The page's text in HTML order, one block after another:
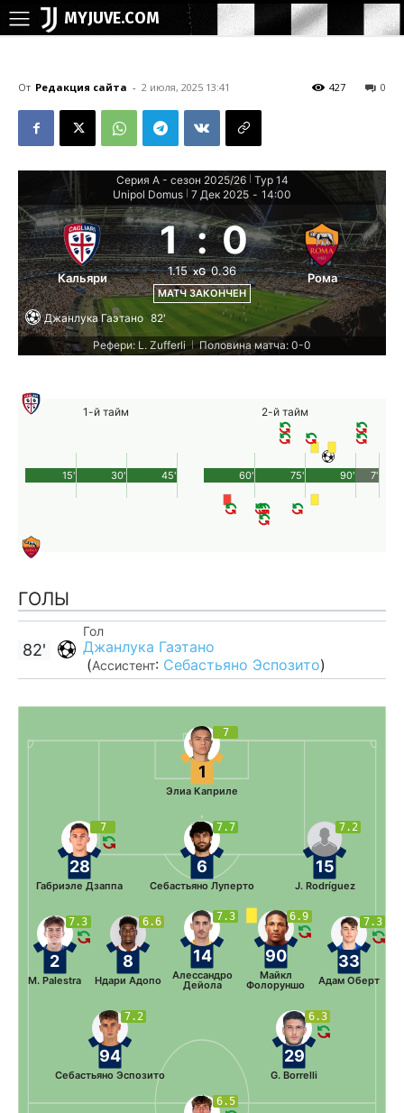
MYJUVE.COM
От Редакция сайта - 2 июля, 2025 13:41 0
427
Серия А - сезон 2025/26
Тур 14
Unipol Domus 7 Дек 2025 - 14:00
Кальяри
1 : 0
1.15 xG 0.36
МАТЧ ЗАКОНЧЕН
Рома
Джанлука Гаэтано 82'
Рефери: L. Zufferli | Половина матча: 0-0
1-й тайм
45'
15' 30'
2-й тайм
90'
60' 75' 7'
ГОЛЫ
Гол
Джанлука Гаэтано
(Ассистент: Себастьяно Эспозито)
82'
7
1
Элиа Каприле
7.2
15
J. Rodríguez
7.7
6
Себастьяно Луперто
7
28
Габриэле Дзаппа
7.3
33
Адам Оберт
6.9
90
Майкл
Фолоруншо
7.3
14
Алессандро
Дейола
6.6
8
Ндари Адопо
7.3
2
M. Palestra
6.3
29
G. Borrelli
7.2
94
Себастьяно Эспозито
6.5